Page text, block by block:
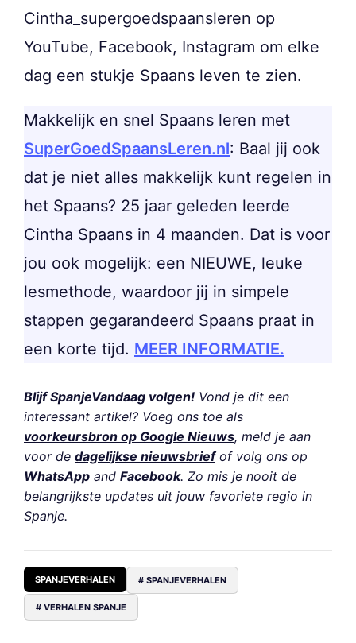
Cintha_supergoedspaansleren op
YouTube, Facebook, Instagram om elke
dag een stukje Spaans leven te zien.
Makkelijk en snel Spaans leren met
SuperGoedSpaansLeren.nl: Baal jij ook
dat je niet alles makkelijk kunt regelen in
het Spaans? 25 jaar geleden leerde
Cintha Spaans in 4 maanden. Dat is voor
jou ook mogelijk: een NIEUWE, leuke
lesmethode, waardoor jij in simpele
stappen gegarandeerd Spaans praat in
een korte tijd. MEER INFORMATIE.
Blijf SpanjeVandaag volgen! Vond je dit een
interessant artikel? Voeg ons toe als
voorkeursbron op Google Nieuws, meld je aan
voor de dagelijkse nieuwsbriefof volg ons op
WhatsApp and Facebook. Zo mis je nooit de
belangrijkste updates uit jouw favoriete regio in
Spanje.
SPANJEVERHALEN # SPANJEVERHALEN
# VERHALEN SPANJE